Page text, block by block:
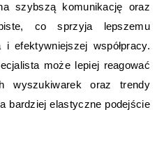
szybszą komunikację oraz
co sprzyja lepszemu
efektywniejszej współpracy.
może lepiej reagować
wyszukiwarek oraz trendy
bardziej elastyczne podejście